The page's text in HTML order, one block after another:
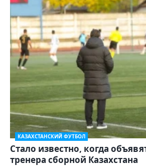
КАЗАХСТАНСКИЙ ФУТБОЛ
Стало известно, когда
тренера сборной Казахстана